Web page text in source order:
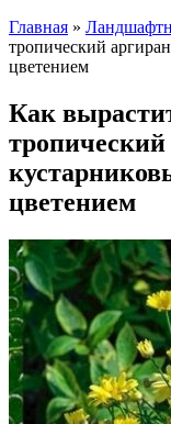
Главная »
тропический
цветением
Как
цветением